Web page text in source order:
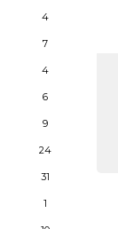
4
7
4
6
9
24
31
1